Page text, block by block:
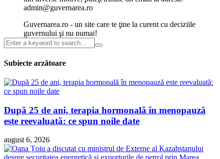
admin@guvernarea.ro
Guvernarea.ro - un site care te ţine la curent cu deciziile
guvernului şi nu numai!
Subiecte arzătoare
După 25 de ani, terapia hormonală în menopauză
este reevaluată: ce spun noile date
august 6, 2026